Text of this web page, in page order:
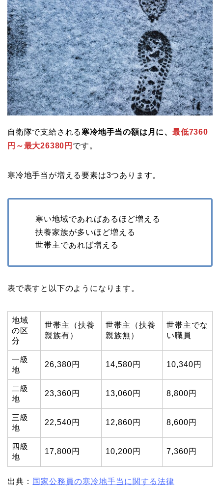
自衛隊で支給される寒冷地手当の額は月に、最低7360
円～最大26380円 です。
寒冷地手当が増える要素は3つあります。
寒い地域であればあるほど増える
扶養家族が多いほど増える
世帯主であれば増える
表で表すと以下のようになります。
地域
の区
分
世帯主（扶養
親族有）
世帯主（扶養
親族無）
世帯主でな
い職員
一級
地
26,380円 14,580円 10,340円
二級
地
23,360円 13,060円 8,800円
三級
地
22,540円 12,860円 8,600円
四級
地
17,800円 10,200円 7,360円
出典： 国家公務員の寒冷地手当に関する法律